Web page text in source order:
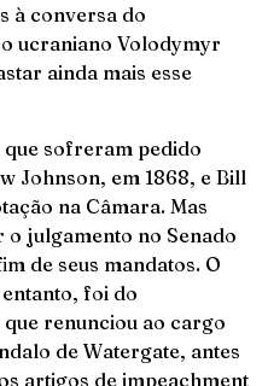
à conversa do
ucraniano Volodymyr
ainda mais esse
sofreram pedido
Johnson, em 1868, e Bill
na Câmara. Mas
o julgamento no Senado
de seus mandatos. O
foi do
renunciou ao cargo
de Watergate, antes
artigos de impeachment